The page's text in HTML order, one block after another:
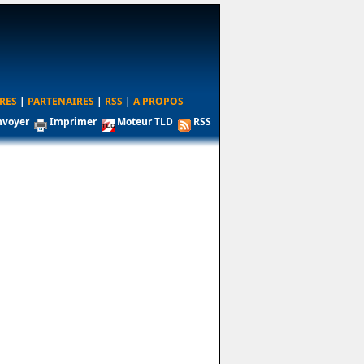
| PARTENAIRES | RSS | A PROPOS
Imprimer Moteur TLD RSS